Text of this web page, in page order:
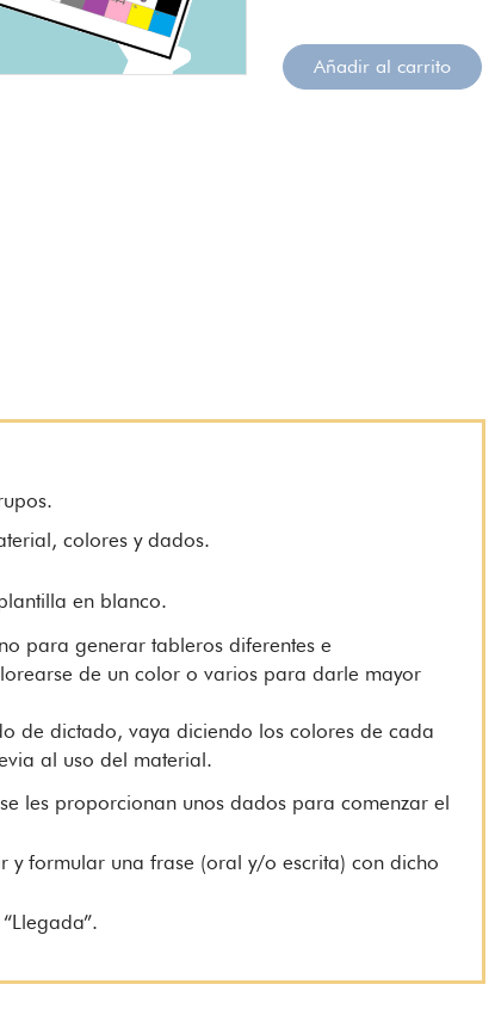
Añadir al carrito
colores y dados.
en blanco.
para generar tableros diferentes e
de un color o varios para darle mayor
de dictado, vaya diciendo los colores de cada
al uso del material.
les proporcionan unos dados para comenzar el
y formular una frase (oral y/o escrita) con dicho